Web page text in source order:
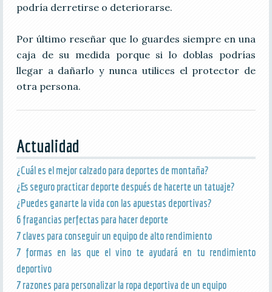
podría derretirse o deteriorarse.
Por último reseñar que lo guardes siempre en una
caja de su medida porque si lo doblas podrías
llegar a dañarlo y nunca utilices el protector de
otra persona.
Actualidad
¿Cuál es el mejor calzado para deportes de montaña?
¿Es seguro practicar deporte después de hacerte un tatuaje?
¿Puedes ganarte la vida con las apuestas deportivas?
6 fragancias perfectas para hacer deporte
7 claves para conseguir un equipo de alto rendimiento
7 formas en las que el vino te ayudará en tu rendimiento
deportivo
7 razones para personalizar la ropa deportiva de un equipo